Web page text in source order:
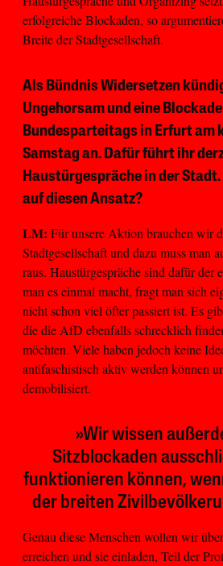
erfolgreiche Blockaden, so
Breite der Stadtgesellschaft.
Als Bündnis Widersetzen
Ungehorsam und eine
Bundesparteitags in Erfurt am
Samstag an. Dafür führt ihr
Haustürgespräche in der
auf diesen Ansatz?
LM: Für unsere Aktion brauchen wir
Stadtgesellschaft und dazu muss man
raus. Haustürgespräche sind dafür der
man es einmal macht, fragt man sich
nicht schon viel öfter passiert ist. Es
die die AfD ebenfalls schrecklich
möchten. Viele haben jedoch keine
antifaschistisch aktiv werden können
demobilisiert.
»Wir wissen
Sitzblockaden
funktionieren können,
der breiten
Genau diese Menschen wollen wir
erreichen und sie einladen, Teil der